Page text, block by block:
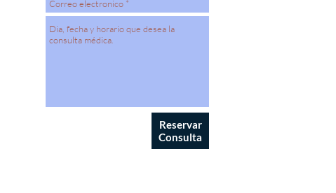
Reservar
Consulta